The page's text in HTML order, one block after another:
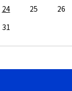
24 25 26
31